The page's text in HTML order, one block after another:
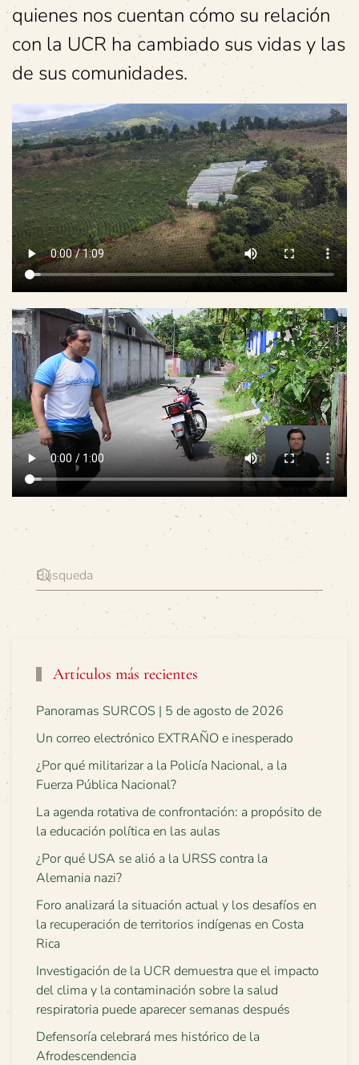
quienes nos cuentan cómo su relación
con la UCR ha cambiado sus vidas y las
de sus comunidades.
Artículos más recientes
Panoramas SURCOS | 5 de agosto de 2026
Un correo electrónico EXTRAÑO e inesperado
¿Por qué militarizar a la Policía Nacional, a la
Fuerza Pública Nacional?
La agenda rotativa de confrontación: a propósito de
la educación política en las aulas
¿Por qué USA se alió a la URSS contra la
Alemania nazi?
Foro analizará la situación actual y los desafíos en
la recuperación de territorios indígenas en Costa
Rica
Investigación de la UCR demuestra que el impacto
del clima y la contaminación sobre la salud
respiratoria puede aparecer semanas después
Defensoría celebrará mes histórico de la
Afrodescendencia